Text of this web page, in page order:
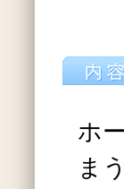
ホ
ま